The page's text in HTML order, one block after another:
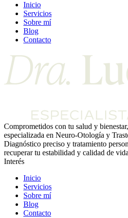
Inicio
Servicios
Sobre mí
Blog
Contacto
Comprometidos con tu salud y
especializada en Neuro-Otología y
Diagnóstico preciso y tratamiento
recuperar tu estabilidad y calidad de
Interés
Inicio
Servicios
Sobre mí
Blog
Contacto